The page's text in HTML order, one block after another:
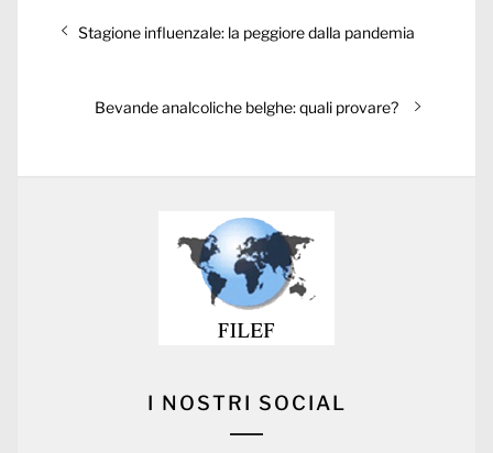
Post
navigation
Previous
Stagione influenzale: la peggiore dalla pandemia
Next
Bevande analcoliche belghe: quali provare?
I NOSTRI SOCIAL